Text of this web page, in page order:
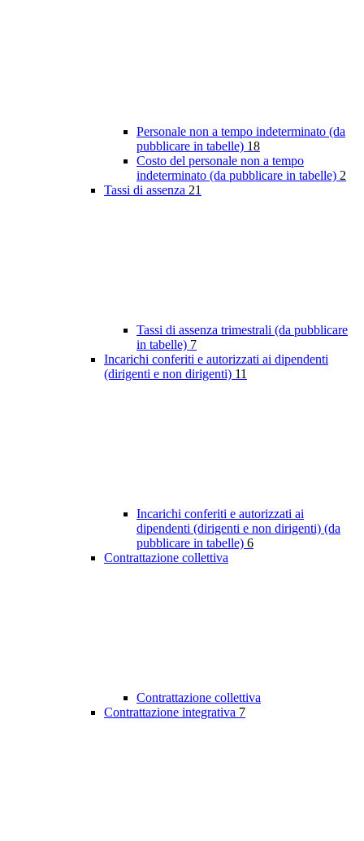
Personale non a tempo indeterminato (da
pubblicare in tabelle) 18
Costo del personale non a tempo
indeterminato (da pubblicare in tabelle) 2
Tassi di assenza 21
Tassi di assenza trimestrali (da pubblicare
in tabelle) 7
Incarichi conferiti e autorizzati ai dipendenti
(dirigenti e non dirigenti) 11
Incarichi conferiti e autorizzati ai
dipendenti (dirigenti e non dirigenti) (da
pubblicare in tabelle) 6
Contrattazione collettiva
Contrattazione collettiva
Contrattazione integrativa 7